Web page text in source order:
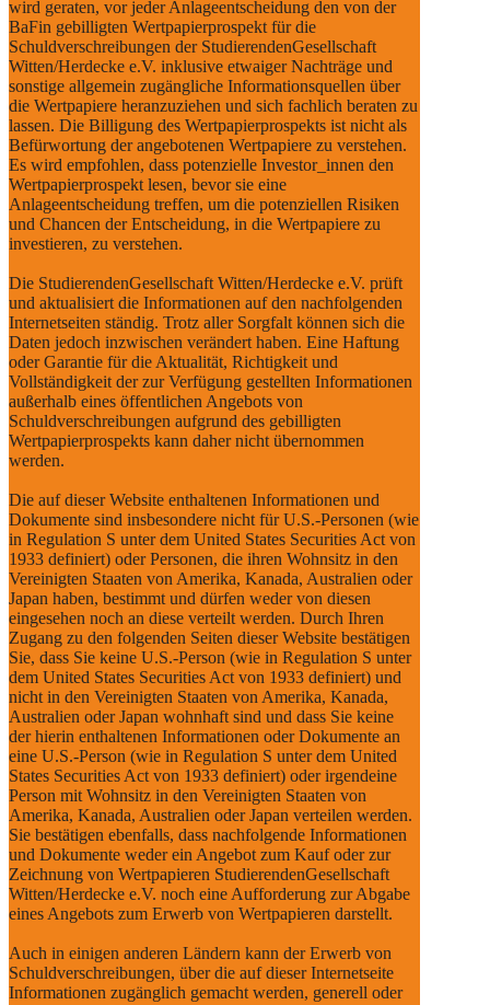
wird geraten, vor jeder Anlageentscheidung den von der
BaFin gebilligten Wertpapierprospekt für die
Schuldverschreibungen der StudierendenGesellschaft
Witten/Herdecke e.V. inklusive etwaiger Nachträge und
sonstige allgemein zugängliche Informationsquellen über
die Wertpapiere heranzuziehen und sich fachlich beraten zu
lassen. Die Billigung des Wertpapierprospekts ist nicht als
Befürwortung der angebotenen Wertpapiere zu verstehen.
Es wird empfohlen, dass potenzielle Investor_innen den
Wertpapierprospekt lesen, bevor sie eine
Anlageentscheidung treffen, um die potenziellen Risiken
und Chancen der Entscheidung, in die Wertpapiere zu
investieren, zu verstehen.
Die StudierendenGesellschaft Witten/Herdecke e.V. prüft
und aktualisiert die Informationen auf den nachfolgenden
Internetseiten ständig. Trotz aller Sorgfalt können sich die
Daten jedoch inzwischen verändert haben. Eine Haftung
oder Garantie für die Aktualität, Richtigkeit und
Vollständigkeit der zur Verfügung gestellten Informationen
außerhalb eines öffentlichen Angebots von
Schuldverschreibungen aufgrund des gebilligten
Wertpapierprospekts kann daher nicht übernommen
werden.
Die auf dieser Website enthaltenen Informationen und
Dokumente sind insbesondere nicht für U.S.-Personen (wie
in Regulation S unter dem United States Securities Act von
1933 definiert) oder Personen, die ihren Wohnsitz in den
Vereinigten Staaten von Amerika, Kanada, Australien oder
Japan haben, bestimmt und dürfen weder von diesen
eingesehen noch an diese verteilt werden. Durch Ihren
Zugang zu den folgenden Seiten dieser Website bestätigen
Sie, dass Sie keine U.S.-Person (wie in Regulation S unter
dem United States Securities Act von 1933 definiert) und
nicht in den Vereinigten Staaten von Amerika, Kanada,
Australien oder Japan wohnhaft sind und dass Sie keine
der hierin enthaltenen Informationen oder Dokumente an
eine U.S.-Person (wie in Regulation S unter dem United
States Securities Act von 1933 definiert) oder irgendeine
Person mit Wohnsitz in den Vereinigten Staaten von
Amerika, Kanada, Australien oder Japan verteilen werden.
Sie bestätigen ebenfalls, dass nachfolgende Informationen
und Dokumente weder ein Angebot zum Kauf oder zur
Zeichnung von Wertpapieren StudierendenGesellschaft
Witten/Herdecke e.V. noch eine Aufforderung zur Abgabe
eines Angebots zum Erwerb von Wertpapieren darstellt.
Auch in einigen anderen Ländern kann der Erwerb von
Schuldverschreibungen, über die auf dieser Internetseite
Informationen zugänglich gemacht werden, generell oder